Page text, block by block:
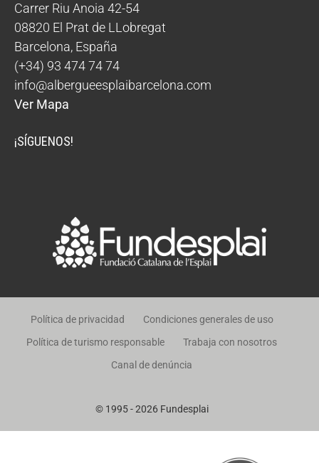
Carrer Riu Anoia 42-54
08820 El Prat de LLobregat
Barcelona, España
(+34) 93 474 74 74
info@albergueesplaibarcelona.com
Ver Mapa
¡SÍGUENOS!
© 1995 - 2026 Fundesplai
Política de privacidad
Condiciones generales de uso
Política de turismo responsable
Trabaja con nosotros
Canal de denúncia